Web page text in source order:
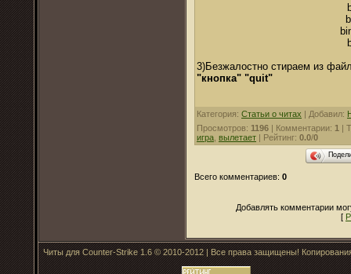
3)Безжалостно стираем из
"кнопка" "quit"
Категория: Статьи о читах | Добавил:
Просмотров: 1196 | Комментарии: 1 |
игра вылетает | Рейтинг: 0.0/0
Всего комментариев: 0
Добавлять комментарии
[
Читы для Counter-Strike 1.6 © 2010-2012 | Все права защищены!